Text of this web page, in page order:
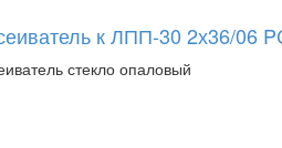
к ЛПП-30 2х36/06
стекло опаловый